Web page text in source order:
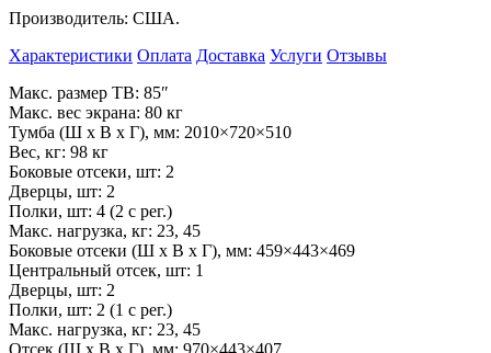
Производитель: США.
Характеристики Оплата Доставка Услуги Отзывы
Макс. размер ТВ: 85″
Макс. вес экрана: 80 кг
Тумба (Ш х В х Г), мм: 2010×720×510
Вес, кг: 98 кг
Боковые отсеки, шт: 2
Дверцы, шт: 2
Полки, шт: 4 (2 с рег.)
Макс. нагрузка, кг: 23, 45
Боковые отсеки (Ш х В х Г), мм: 459×443×469
Центральный отсек, шт: 1
Дверцы, шт: 2
Полки, шт: 2 (1 с рег.)
Макс. нагрузка, кг: 23, 45
Отсек (Ш х В х Г), мм: 970×443×407